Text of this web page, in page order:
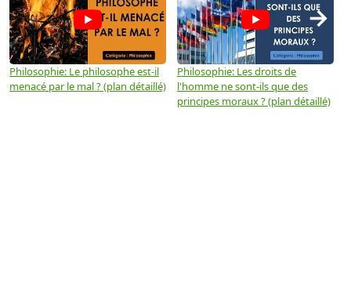
Philosophie: Le philosophe est-il
menacé par le mal ? (plan détaillé)
Philosophie: Les droits de
l'homme ne sont-ils que des
principes moraux ? (plan détaillé)
→